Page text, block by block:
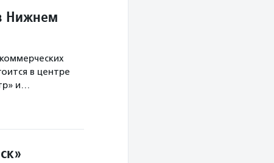
Нижнем
в центре
и…